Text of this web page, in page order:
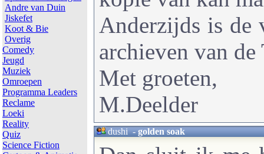
Andre van Duin
Jiskefet
Koot & Bie
Overig
Comedy
Jeugd
Muziek
Omroepen
Programma Leaders
Reclame
Loeki
Reality
Quiz
Science Fiction
Anderzijds is de
archieven van de
Met groeten,
M.Deelder
dushi-golden soak